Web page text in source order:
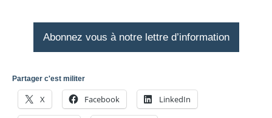
Abonnez vous à notre lettre d’information
Partager c'est militer
X Facebook LinkedIn